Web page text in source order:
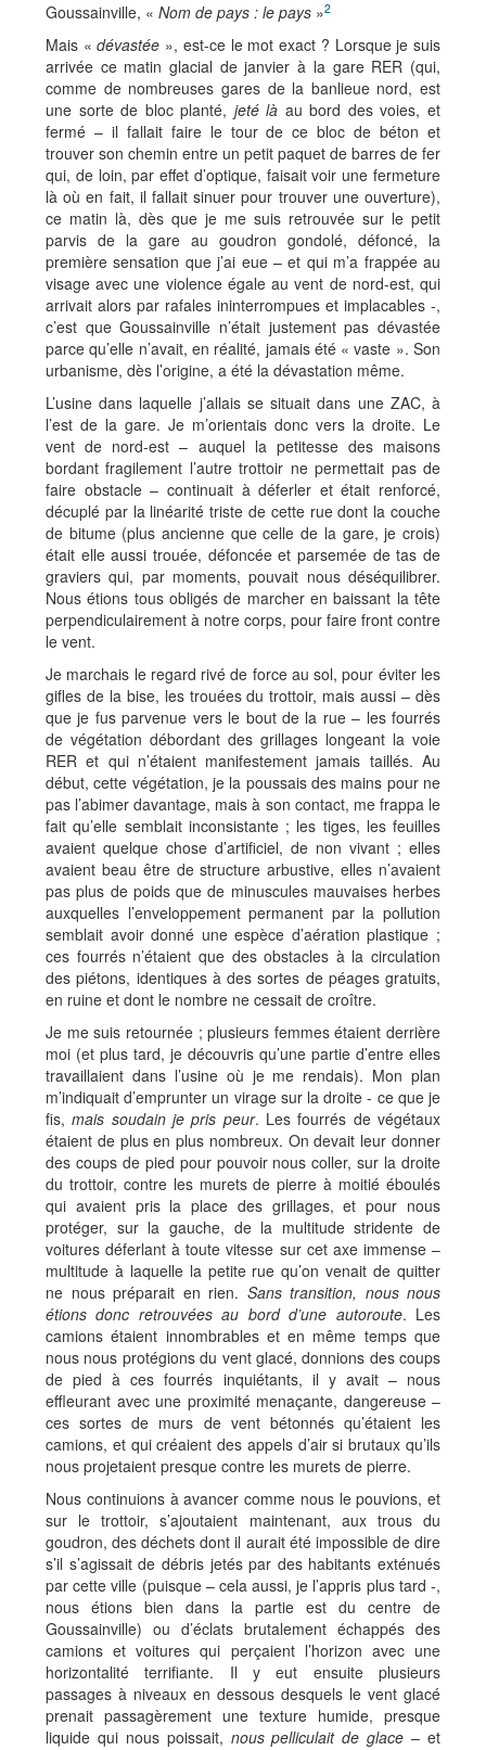
Goussainville, « Nom de pays : le pays »2
Mais «dévastée », est-ce le mot exact ? Lorsque je suis
arrivée ce matin glacial de janvier à la gare RER (qui,
comme de nombreuses gares de la banlieue nord, est
une sorte de bloc planté, jeté là au bord des voies, et
fermé – il fallait faire le tour de ce bloc de béton et
trouver son chemin entre un petit paquet de barres de fer
qui, de loin, par effet d’optique, faisait voir une fermeture
là où en fait, il fallait sinuer pour trouver une ouverture),
ce matin là, dès que je me suis retrouvée sur le petit
parvis de la gare au goudron gondolé, défoncé, la
première sensation que j’ai eue – et qui m’a frappée au
visage avec une violence égale au vent de nord-est, qui
arrivait alors par rafales ininterrompues et implacables -,
c’est que Goussainville n’était justement pas dévastée
parce qu’elle n’avait, en réalité, jamais été « vaste ». Son
urbanisme, dès l’origine, a été la dévastation même.
L’usine dans laquelle j’allais se situait dans une ZAC, à
l’est de la gare. Je m’orientais donc vers la droite. Le
vent de nord-est – auquel la petitesse des maisons
bordant fragilement l’autre trottoir ne permettait pas de
faire obstacle – continuait à déferler et était renforcé,
décuplé par la linéarité triste de cette rue dont la couche
de bitume (plus ancienne que celle de la gare, je crois)
était elle aussi trouée, défoncée et parsemée de tas de
graviers qui, par moments, pouvait nous déséquilibrer.
Nous étions tous obligés de marcher en baissant la tête
perpendiculairement à notre corps, pour faire front contre
le vent.
Je marchais le regard rivé de force au sol, pour éviter les
gifles de la bise, les trouées du trottoir, mais aussi – dès
que je fus parvenue vers le bout de la rue – les fourrés
de végétation débordant des grillages longeant la voie
RER et qui n’étaient manifestement jamais taillés. Au
début, cette végétation, je la poussais des mains pour ne
pas l’abimer davantage, mais à son contact, me frappa le
fait qu’elle semblait inconsistante ; les tiges, les feuilles
avaient quelque chose d’artificiel, de non vivant ; elles
avaient beau être de structure arbustive, elles n’avaient
pas plus de poids que de minuscules mauvaises herbes
auxquelles l’enveloppement permanent par la pollution
semblait avoir donné une espèce d’aération plastique ;
ces fourrés n’étaient que des obstacles à la circulation
des piétons, identiques à des sortes de péages gratuits,
en ruine et dont le nombre ne cessait de croître.
Je me suis retournée ; plusieurs femmes étaient derrière
moi (et plus tard, je découvris qu’une partie d’entre elles
travaillaient dans l’usine où je me rendais). Mon plan
m’indiquait d’emprunter un virage sur la droite - ce que je
fis,mais soudain je pris peur. Les fourrés de végétaux
étaient de plus en plus nombreux. On devait leur donner
des coups de pied pour pouvoir nous coller, sur la droite
du trottoir, contre les murets de pierre à moitié éboulés
qui avaient pris la place des grillages, et pour nous
protéger, sur la gauche, de la multitude stridente de
voitures déferlant à toute vitesse sur cet axe immense –
multitude à laquelle la petite rue qu’on venait de quitter
ne nous préparait en rien. Sans transition, nous nous
étions donc retrouvées au bord d’une autoroute. Les
camions étaient innombrables et en même temps que
nous nous protégions du vent glacé, donnions des coups
de pied à ces fourrés inquiétants, il y avait – nous
effleurant avec une proximité menaçante, dangereuse –
ces sortes de murs de vent bétonnés qu’étaient les
camions, et qui créaient des appels d’air si brutaux qu’ils
nous projetaient presque contre les murets de pierre.
Nous continuions à avancer comme nous le pouvions, et
sur le trottoir, s’ajoutaient maintenant, aux trous du
goudron, des déchets dont il aurait été impossible de dire
s’il s’agissait de débris jetés par des habitants exténués
par cette ville (puisque – cela aussi, je l’appris plus tard -,
nous étions bien dans la partie est du centre de
Goussainville) ou d’éclats brutalement échappés des
camions et voitures qui perçaient l’horizon avec une
horizontalité terrifiante. Il y eut ensuite plusieurs
passages à niveaux en dessous desquels le vent glacé
prenait passagèrement une texture humide, presque
liquide qui nous poissait, nous pelliculait de glace – et